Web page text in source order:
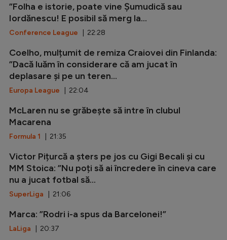
”Folha e istorie, poate vine Șumudică sau
Iordănescu! E posibil să merg la...
Conference League | 22:28
Coelho, mulțumit de remiza Craiovei din Finlanda:
”Dacă luăm în considerare că am jucat în
deplasare și pe un teren...
Europa League | 22:04
McLaren nu se grăbește să intre în clubul
Macarena
Formula 1 | 21:35
Victor Pițurcă a șters pe jos cu Gigi Becali și cu
MM Stoica: ”Nu poți să ai încredere în cineva care
nu a jucat fotbal să...
SuperLiga | 21:06
Marca: ”Rodri i-a spus da Barcelonei!”
LaLiga | 20:37